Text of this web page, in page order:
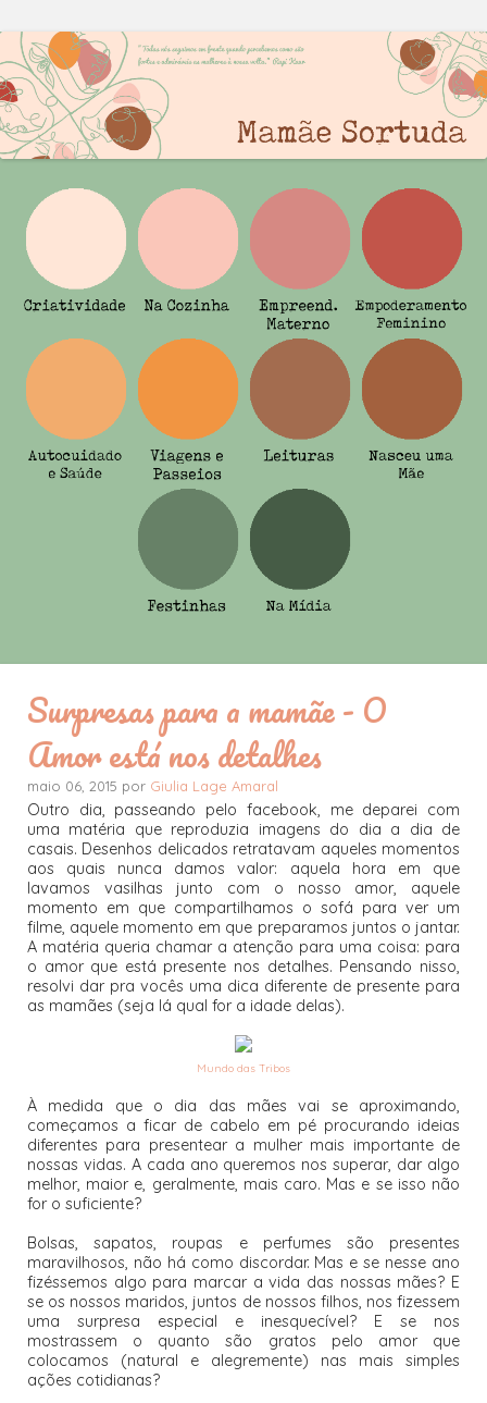
Surpresas para a mamãe - O
Amor está nos detalhes
maio 06, 2015 por Giulia Lage Amaral
Outro dia, passeando pelo facebook, me deparei com
uma matéria que reproduzia imagens do dia a dia de
casais. Desenhos delicados retratavam aqueles momentos
aos quais nunca damos valor: aquela hora em que
lavamos vasilhas junto com o nosso amor, aquele
momento em que compartilhamos o sofá para ver um
filme, aquele momento em que preparamos juntos o jantar.
A matéria queria chamar a atenção para uma coisa: para
o amor que está presente nos detalhes. Pensando nisso,
resolvi dar pra vocês uma dica diferente de presente para
as mamães (seja lá qual for a idade delas).
Mundo das Tribos
À medida que o dia das mães vai se aproximando,
começamos a ficar de cabelo em pé procurando ideias
diferentes para presentear a mulher mais importante de
nossas vidas. A cada ano queremos nos superar, dar algo
melhor, maior e, geralmente, mais caro. Mas e se isso não
for o suficiente?
Bolsas, sapatos, roupas e perfumes são presentes
maravilhosos, não há como discordar. Mas e se nesse ano
fizéssemos algo para marcar a vida das nossas mães? E
se os nossos maridos, juntos de nossos filhos, nos fizessem
uma surpresa especial e inesquecível? E se nos
mostrassem o quanto são gratos pelo amor que
colocamos (natural e alegremente) nas mais simples
ações cotidianas?